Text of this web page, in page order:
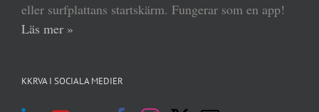
eller surfplattans startskärm. Fungerar som en app!
Läs mer »
KKRVA I SOCIALA MEDIER